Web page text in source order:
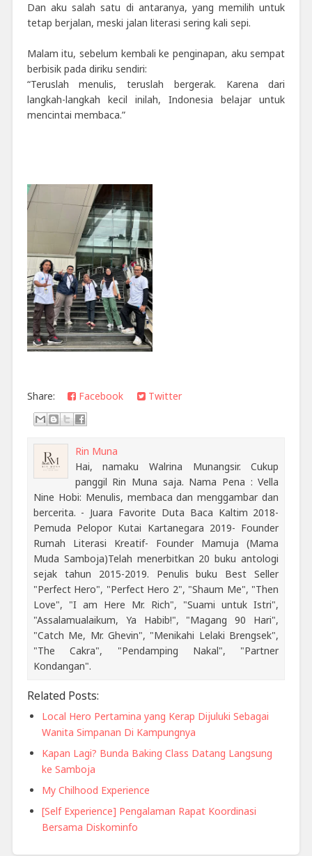
Dan aku salah satu di antaranya, yang memilih untuk
tetap berjalan, meski jalan literasi sering kali sepi.
Malam itu, sebelum kembali ke penginapan, aku sempat
berbisik pada diriku sendiri:
“Teruslah menulis, teruslah bergerak. Karena dari
langkah-langkah kecil inilah, Indonesia belajar untuk
mencintai membaca.”
Share: Facebook Twitter
Rin Muna
Hai, namaku Walrina Munangsir. Cukup
panggil Rin Muna saja. Nama Pena : Vella
Nine Hobi: Menulis, membaca dan menggambar dan
bercerita. - Juara Favorite Duta Baca Kaltim 2018-
Pemuda Pelopor Kutai Kartanegara 2019- Founder
Rumah Literasi Kreatif- Founder Mamuja (Mama
Muda Samboja)Telah menerbitkan 20 buku antologi
sejak tahun 2015-2019. Penulis buku Best Seller
"Perfect Hero", "Perfect Hero 2", "Shaum Me", "Then
Love", "I am Here Mr. Rich", "Suami untuk Istri",
"Assalamualaikum, Ya Habib!", "Magang 90 Hari",
"Catch Me, Mr. Ghevin", "Menikahi Lelaki Brengsek",
"The Cakra", "Pendamping Nakal", "Partner
Kondangan".
Related Posts:
Local Hero Pertamina yang Kerap Dijuluki Sebagai
Wanita Simpanan Di Kampungnya
Kapan Lagi? Bunda Baking Class Datang Langsung
ke Samboja
My Chilhood Experience
[Self Experience] Pengalaman Rapat Koordinasi
Bersama Diskominfo